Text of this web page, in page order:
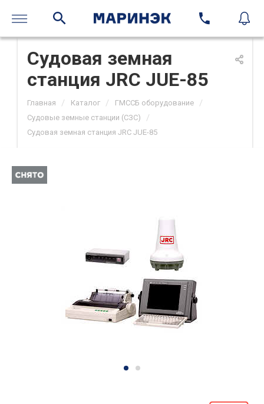
Судовая земная
станция JRC JUE-85
Главная / Каталог / ГМССБ оборудование /
Судовые земные станции (СЗС) /
Судовая земная станция JRC JUE-85